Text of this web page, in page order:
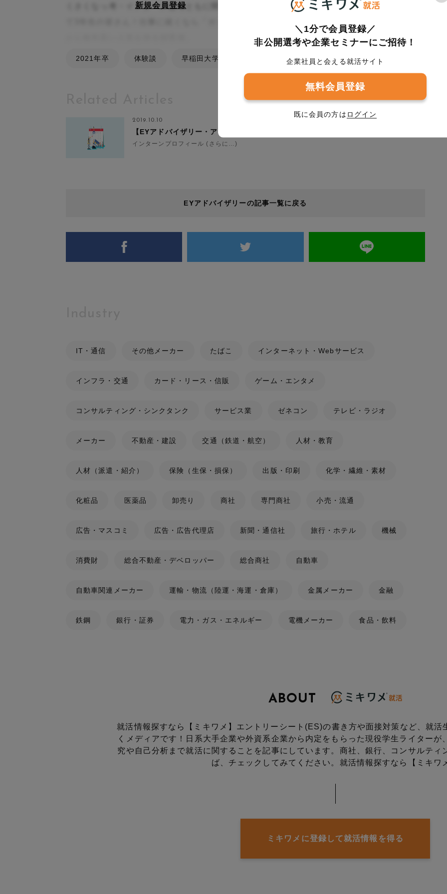
くさくなっ考・インターン選考ともに聞かれる頻
新規会員登録
2021年卒 体験談 早稲田大学
2019.10.10
インターンプロフィール (さらに…)
EYアドバイザリーの記事一覧に戻る
IT・通信 その他メーカー たばこ インターネット・Webサービス
インフラ・交通 カード・リース・信販 ゲーム・エンタメ
コンサルティング・シンクタンク サービス業 ゼネコン テレビ・ラジオ
メーカー 不動産・建設 交通（鉄道・航空） 人材・教育
人材（派遣・紹介） 保険（生保・損保） 出版・印刷 化学・繊維・素材
化粧品 医薬品 卸売り 商社 専門商社 小売・流通
広告・マスコミ 広告・広告代理店 新聞・通信社 旅行・ホテル 機械
消費財 総合不動産・デベロッパー 総合商社 自動車
自動車関連メーカー 運輸・物流（陸運・海運・倉庫） 金属メーカー 金融
鉄鋼 銀行・証券 電力・ガス・エネルギー 電機メーカー 食品・飲料
ABOUT
就活情報探すなら【ミキワメ】エントリーシート(ES)の書き方や面接対策など、就活
くメディアです！
日系大手企業や外資系企業から内定をもらった現役学生ライターが
究や自己分析まで就活に関することを記事にしています。 商社、銀行、コンサルティ
ば、チェックしてみてください。 就活情報探すなら【ミキワ
ミキワメに登録して就活情報を得る
＼1分で会員登録／
非公開選考や企業セミナーにご招待！
企業社員と会える就活サイト
無料会員登録
既に会員の方は ログイン